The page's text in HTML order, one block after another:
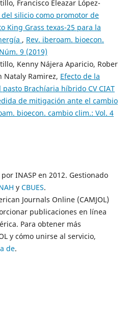
Francisco Eleazar López-
silicio como promotor de
King Grass texas-25 para la
, Rev. iberoam. bioecon.
9 (2019)
Kenny Nájera Aparicio, Rober
Nataly Ramirez, Efecto de la
Brachíaria híbrido CV CIAT
de mitigación ante el cambio
bioecon. cambio clim.: Vol. 4
INASP en 2012. Gestionado
y CBUES.
Journals Online (CAMJOL)
publicaciones en línea
Para obtener más
y cómo unirse al servicio,
de.